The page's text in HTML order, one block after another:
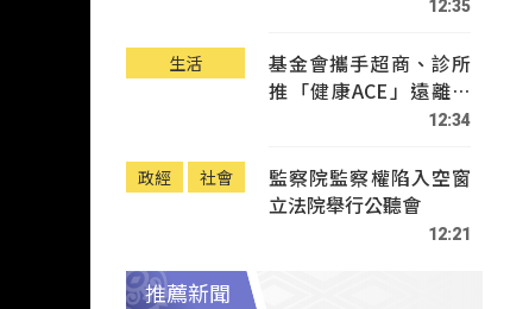
12:35
生活
基金會攜手超商、診所
推「健康ACE」遠離疾
12:34
政經 社會
監察院監察權陷入空窗
立法院舉行公聽會
12:21
推薦新聞